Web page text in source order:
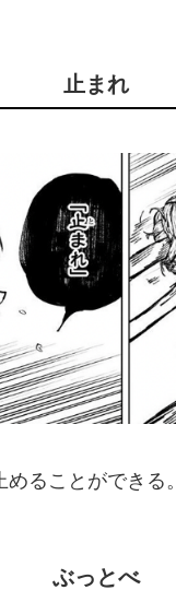
止まれ
ることができる。
ぶっとべ